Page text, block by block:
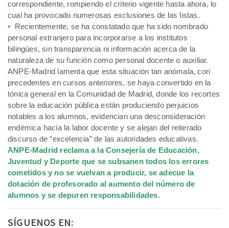
correspondiente, rompiendo el criterio vigente hasta ahora, lo
cual ha provocado numerosas exclusiones de las listas.
•
Recientemente, se ha constatado que ha sido nombrado
personal extranjero para incorporarse a los institutos
bilingües, sin transparencia ni información acerca de la
naturaleza de su función como personal docente o auxiliar.
ANPE-Madrid lamenta que esta situación tan anómala, con
precedentes en cursos anteriores, se haya convertido en la
tónica general en la Comunidad de Madrid, donde los recortes
sobre la educación pública están produciendo perjuicios
notables a los alumnos, evidencian una desconsideración
endémica hacia la labor docente y se alejan del reiterado
discurso de “excelencia” de las autoridades educativas.
ANPE-Madrid reclama a la Consejería de Educación,
Juventud y Deporte que se subsanen todos los errores
cometidos y no se vuelvan a producir, se adecue la
dotación de profesorado al aumento del número de
alumnos y se depuren responsabilidades.
SÍGUENOS EN: